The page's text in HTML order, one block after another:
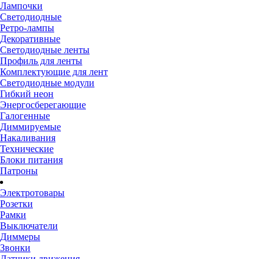
Лампочки
Светодиодные
Ретро-лампы
Декоративные
Светодиодные ленты
Профиль для ленты
Комплектующие для лент
Светодиодные модули
Гибкий неон
Энергосберегающие
Галогенные
Диммируемые
Накаливания
Технические
Блоки питания
Патроны
Электротовары
Розетки
Рамки
Выключатели
Диммеры
Звонки